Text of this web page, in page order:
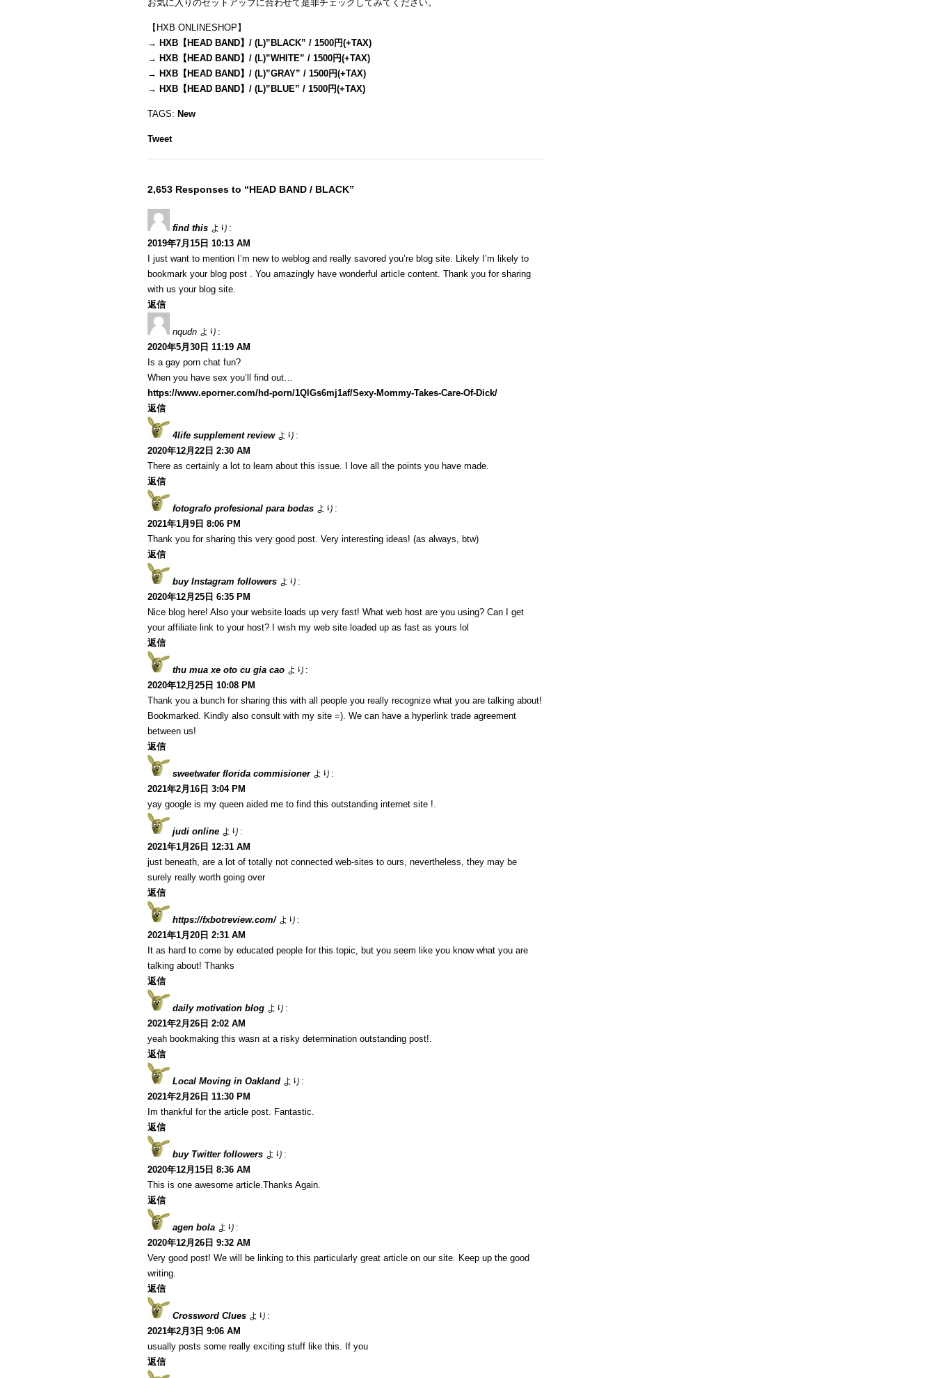
お気に入りのセットアップに合わせて是非チェックしてみてください。
【HXB ONLINESHOP】
→ HXB【HEAD BAND】/ (L)”BLACK” / 1500円(+TAX)
→ HXB【HEAD BAND】/ (L)”WHITE” / 1500円(+TAX)
→ HXB【HEAD BAND】/ (L)”GRAY” / 1500円(+TAX)
→ HXB【HEAD BAND】/ (L)”BLUE” / 1500円(+TAX)
TAGS: New
Tweet
2,653 Responses to “HEAD BAND / BLACK”
find this より:
2019年7月15日 10:13 AM
I just want to mention I’m new to weblog and really savored you’re blog site. Likely I’m likely to
bookmark your blog post . You amazingly have wonderful article content. Thank you for sharing
with us your blog site.
返信
nqudn より:
2020年5月30日 11:19 AM
Is a gay porn chat fun?
When you have sex you’ll find out…
https://www.eporner.com/hd-porn/1QlGs6mj1af/Sexy-Mommy-Takes-Care-Of-Dick/
返信
4life supplement review より:
2020年12月22日 2:30 AM
There as certainly a lot to learn about this issue. I love all the points you have made.
返信
fotografo profesional para bodas より:
2021年1月9日 8:06 PM
Thank you for sharing this very good post. Very interesting ideas! (as always, btw)
返信
buy Instagram followers より:
2020年12月25日 6:35 PM
Nice blog here! Also your website loads up very fast! What web host are you using? Can I get
your affiliate link to your host? I wish my web site loaded up as fast as yours lol
返信
thu mua xe oto cu gia cao より:
2020年12月25日 10:08 PM
Thank you a bunch for sharing this with all people you really recognize what you are talking about!
Bookmarked. Kindly also consult with my site =). We can have a hyperlink trade agreement
between us!
返信
sweetwater florida commisioner より:
2021年2月16日 3:04 PM
yay google is my queen aided me to find this outstanding internet site !.
judi online より:
2021年1月26日 12:31 AM
just beneath, are a lot of totally not connected web-sites to ours, nevertheless, they may be
surely really worth going over
返信
https://fxbotreview.com/ より:
2021年1月20日 2:31 AM
It as hard to come by educated people for this topic, but you seem like you know what you are
talking about! Thanks
返信
daily motivation blog より:
2021年2月26日 2:02 AM
yeah bookmaking this wasn at a risky determination outstanding post!.
返信
Local Moving in Oakland より:
2021年2月26日 11:30 PM
Im thankful for the article post. Fantastic.
返信
buy Twitter followers より:
2020年12月15日 8:36 AM
This is one awesome article.Thanks Again.
返信
agen bola より:
2020年12月26日 9:32 AM
Very good post! We will be linking to this particularly great article on our site. Keep up the good
writing.
返信
Crossword Clues より:
2021年2月3日 9:06 AM
usually posts some really exciting stuff like this. If you
返信